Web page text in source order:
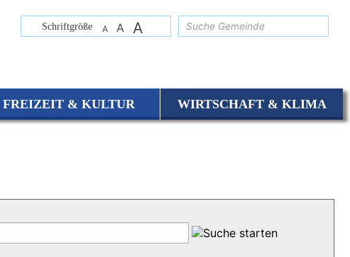
Schriftgröße A A A
FREIZEIT & KULTUR WIRTSCHAFT & KLIMA